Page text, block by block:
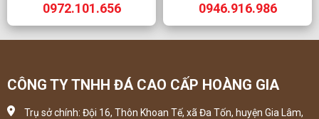
0972.101.656 0946.916.986
CÔNG TY TNHH ĐÁ CAO CẤP HOÀNG GIA
Trụ sở chính: Đội 16, Thôn Khoan Tế, xã Đa Tốn, huyện Gia Lâm,